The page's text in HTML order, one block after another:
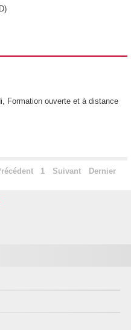
Formation ouverte et à distance
1 Suivant Dernier